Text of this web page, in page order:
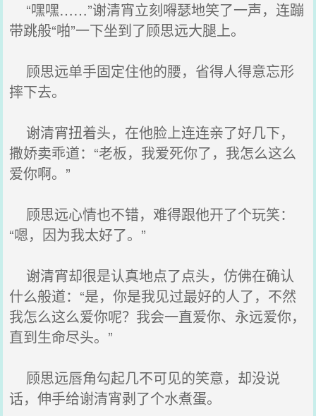
“嘿嘿……”谢清宵立刻嘚瑟地笑了一声，连蹦
带跳般“啪”一下坐到了顾思远大腿上。
顾思远单手固定住他的腰，省得人得意忘形
摔下去。
谢清宵扭着头，在他脸上连连亲了好几下，
撒娇卖乖道：“老板，我爱死你了，我怎么这么
爱你啊。”
顾思远心情也不错，难得跟他开了个玩笑：
“嗯，因为我太好了。”
谢清宵却很是认真地点了点头，仿佛在确认
什么般道：“是，你是我见过最好的人了，不然
我怎么这么爱你呢？我会一直爱你、永远爱你，
直到生命尽头。”
顾思远唇角勾起几不可见的笑意，却没说
话，伸手给谢清宵剥了个水煮蛋。